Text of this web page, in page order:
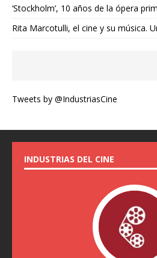
‘Stockholm’, 10 años de la ópera
Rita Marcotulli, el cine y su música.
Tweets by @IndustriasCine
INDUSTRIAS DEL CINE